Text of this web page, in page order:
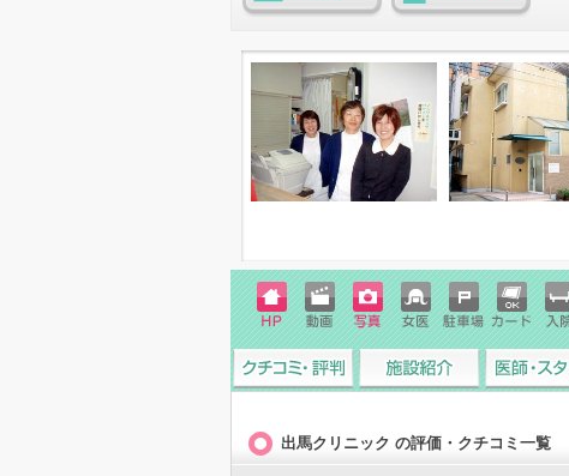
ホーム
ページ
動画 写真 女医 駐車場クレジ
ットカ
ード
入院
出馬クリニック の評価・クチコミ一覧